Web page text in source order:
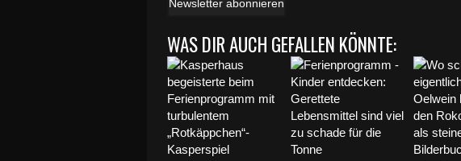
Newsletter abonnieren
WAS DIR AUCH GEFALLEN KÖNNTE: